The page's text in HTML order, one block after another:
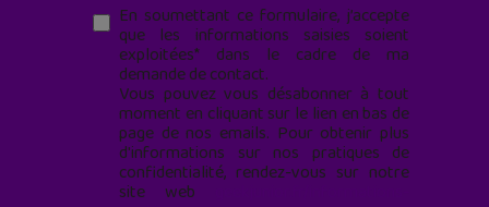
En soumettant ce formulaire, j’accepte
que les informations saisies soient
exploitées* dans le cadre de ma
demande de contact.
Vous pouvez vous désabonner à tout
moment en cliquant sur le lien en bas de
page de nos emails. Pour obtenir plus
d'informations sur nos pratiques de
confidentialité, rendez-vous sur notre
site web